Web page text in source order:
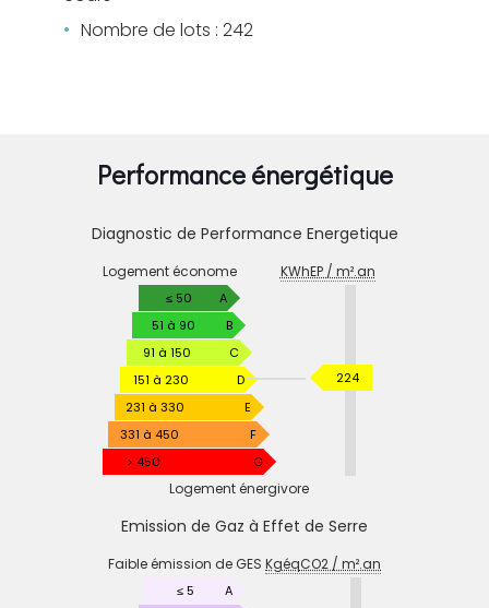
Nombre de lots : 242
Performance énergétique
Diagnostic de Performance Energetique
DE
PERFORMANCE
ENERGETIQUE
Logement économe KWhEP / m².an
≤ 50
A
51 à 90
B
91 à 150
C
151 à 230
D
231 à 330
E
331 à 450
F
> 450
G
224KWhEP
Logement énergivore
Emission de Gaz à Effet de Serre
DE
Faible émission de GES KgéqCO2 / m².an
≤ 5
A